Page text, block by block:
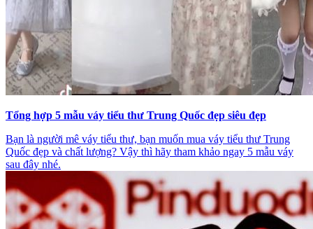
Tổng hợp 5 mẫu váy tiểu thư Trung Quốc đẹp siêu đẹp
Bạn là người mê váy tiểu thư, bạn muốn mua váy tiểu thư Trung
Quốc đẹp và chất lượng? Vậy thì hãy tham khảo ngay 5 mẫu váy
sau đây nhé.